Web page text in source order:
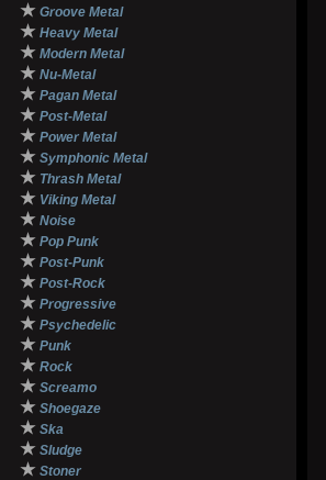
★ Groove Metal
★ Heavy Metal
★ Modern Metal
★ Nu-Metal
★ Pagan Metal
★ Post-Metal
★ Power Metal
★ Symphonic Metal
★ Thrash Metal
★ Viking Metal
★ Noise
★ Pop Punk
★ Post-Punk
★ Post-Rock
★ Progressive
★ Psychedelic
★ Punk
★ Rock
★ Screamo
★ Shoegaze
★ Ska
★ Sludge
★ Stoner